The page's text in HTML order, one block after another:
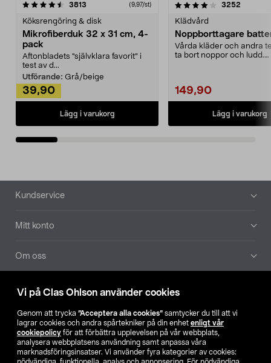
Vi på Clas Ohlson använder cookies
Genom att trycka ”Acceptera alla cookies” samtycker du till att vi
lagrar cookies och andra spårtekniker på din enhet enligt vår
cookiepolicy för att förbättra upplevelsen på vår webbplats,
analysera webbplatsens användning samt anpassa våra
marknadsföringsinsatser. Vi använder fyra kategorier av cookies:
3813 (9,97/st)
Köksrengöring & disk
Mikrofiberduk 32 x 31 cm, 4-
pack
Aftonbladets "självklara favorit” i
test av d...
Utförande: Grå/beige
39,90
Lägg i varukorg
4.0av 5 stjärnor 3252
Klädvård
Noppborttagare
Vårda kläder och andra
ta bort noppor och ludd.
149,90
Lägg i varukorg
4.5av 5 stjärnor
Sidfot
Kundservice
Mitt konto
Om oss
Aktuellt
Våra bolag
Hitta butik